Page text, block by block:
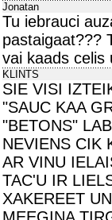
Jonatan
Tu iebrauci
pastaigaat???
vai kaads celis
KLINTS
SIE VISI
"SAUC KAA
"BETONS"
NEVIENS CIK
AR VINU
TAC'U IR
XAKEREET